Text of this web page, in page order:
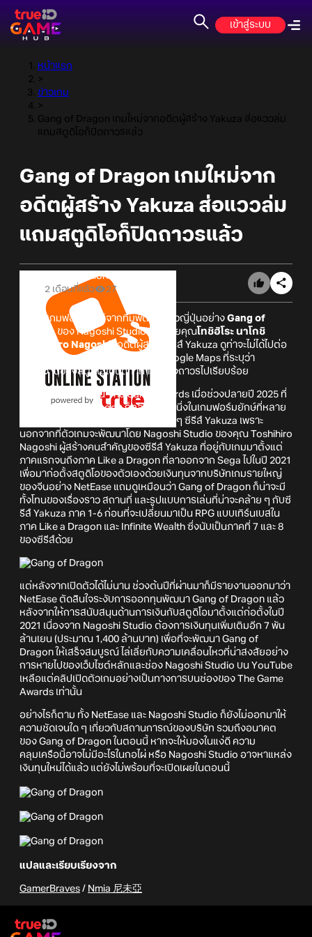
เข้าสู่ระบบ
หน้าแรก
>
ข่าวเกม
>
Gang of Dragon เกมใหม่จากอดีตผู้สร้าง Yakuza ส่อแววล่ม
แถมสตูดิโอก็ปิดถาวรแล้ว
Gang of Dragon เกมใหม่จาก
อดีตผู้สร้าง Yakuza ส่อแววล่ม
แถมสตูดิโอก็ปิดถาวรแล้ว
Online Station
2 เดือนที่แล้ว
27
หนึ่งในเกมฟอร์มยักษ์จากทีมพัฒนาชาวญี่ปุ่นอย่าง Gang of
Dragonของ Nagoshi Studio ที่นำโดยคุณโทชิฮิโระ นาโกชิ
(Toshihiro Nagoshi)
อดีตผู้สร้างซีรีส์ Yakuza ดูท่าจะไม่ได้ไปต่อ
เสียแล้ว หลังจากมีคนพบข้อมูลบน Google Maps ที่ระบุว่า
สำนักงานของสตูดิโอได้ปิดทำการอย่างถาวรไปเรียบร้อย
หลังจากเปิดตัวที่งาน The Game Awards เมื่อช่วงปลายปี 2025 ที่
ผ่านมา Gang of Dragon ก็กลายเป็นหนึ่งในเกมฟอร์มยักษ์ที่หลาย
คนจับตามองในทันที โดยเฉพาะกับแฟน ๆ ซีรีส์ Yakuza เพราะ
นอกจากที่ตัวเกมจะพัฒนาโดย Nagoshi Studio ของคุณ Toshihiro
Nagoshi ผู้สร้างคนสำคัญของซีรีส์ Yakuza ที่อยู่กับเกมมาตั้งแต่
ภาคแรกจนถึงภาค Like a Dragon ที่ลาออกจาก Sega ไปในปี 2021
เพื่อมาก่อตั้งสตูดิโอของตัวเองด้วยเงินทุนจากบริษัทเกมรายใหญ่
ของจีนอย่าง NetEase แถมดูเหมือนว่า Gang of Dragon ก็น่าจะมี
ทั้งโทนของเรื่องราว สถานที่ และรูปแบบการเล่นที่น่าจะคล้าย ๆ กับซี
รีส์ Yakuza ภาค 1-6 ก่อนที่จะเปลี่ยนมาเป็น RPG แบบเทิร์นเบสใน
ภาค Like a Dragon และ Infinite Wealth ซึ่งนับเป็นภาคที่ 7 และ 8
ของซีรีส์ด้วย
แต่หลังจากเปิดตัวได้ไม่นาน ช่วงต้นปีที่ผ่านมาก็มีรายงานออกมาว่า
NetEase ตัดสินใจระงับการออกทุนพัฒนา Gang of Dragon แล้ว
หลังจากให้การสนับสนุนด้านการเงินกับสตูดิโอมาตั้งแต่ก่อตั้งในปี
2021 เนื่องจาก Nagoshi Studio ต้องการเงินทุนเพิ่มเติมอีก 7 พัน
ล้านเยน (ประมาณ 1,400 ล้านบาท) เพื่อที่จะพัฒนา Gang of
Dragon ให้เสร็จสมบูรณ์ ไล่เลี่ยกับความเคลื่อนไหวที่น่าสงสัยอย่าง
การหายไปของเว็บไซต์หลักและช่อง Nagoshi Studio บน YouTube
เหลือแต่คลิปเปิดตัวเกมอย่างเป็นทางการบนช่องของ The Game
Awards เท่านั้น
อย่างไรก็ตาม ทั้ง NetEase และ Nagoshi Studio ก็ยังไม่ออกมาให้
ความชัดเจนใด ๆ เกี่ยวกับสถานการณ์ของบริษัท รวมถึงอนาคต
ของ Gang of Dragon ในตอนนี้ หากจะให้มองในแง่ดี ความ
คลุมเครือนี้อาจไม่มีอะไรในกอไผ่ หรือ Nagoshi Studio อาจหาแหล่ง
เงินทุนใหม่ได้แล้ว แต่ยังไม่พร้อมที่จะเปิดเผยในตอนนี้
แปลและเรียบเรียงจาก
GamerBraves / Nmia 尼未亞